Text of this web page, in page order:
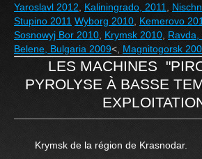
Yaroslavl 2012, Kaliningrado, 2011,
Stupino 2011 Wyborg 2010, Kemerovo
Sosnowyj Bor 2010, Krymsk 2010,
Belene, Bulgaria 2009<, Magnitogorsk
LES MACHINES
PYROLYSE À BASSE
Krymsk de la région de Krasnodar.